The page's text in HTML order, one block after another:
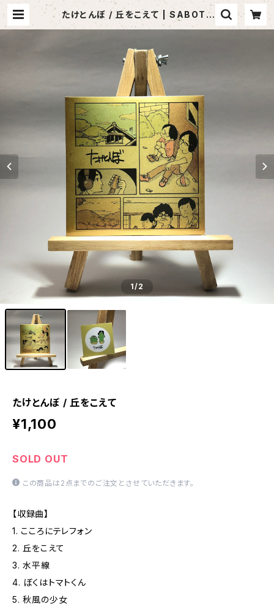
たけとんぼ / 丘をこえて | SABOTE
N MUSIC (セレクトCDショップ)
1/2
たけとんぼ / 丘をこえて
¥1,100
SOLD OUT
この商品は2点までのご注文とさせていただきます。
【収録曲】
1. こころにテレフォン
2. 丘をこえて
3. 水平線
4. ぼくはトマトくん
5. 秋風の少女